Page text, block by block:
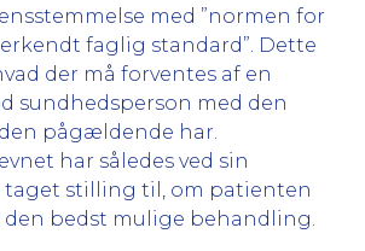
med ”normen for
faglig standard”. Dette
der må forventes af en
sundhedsperson med den
pågældende har.
har således ved sin
taget stilling til, om patienten
bedst mulige behandling.